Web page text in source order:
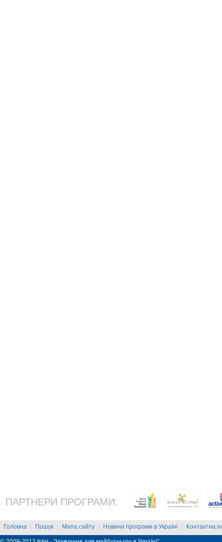
ПАРТНЕРИ ПРОГРАМИ:
Головна | Пошук | Мапа сайту | Новини програми в Україні | Контактна